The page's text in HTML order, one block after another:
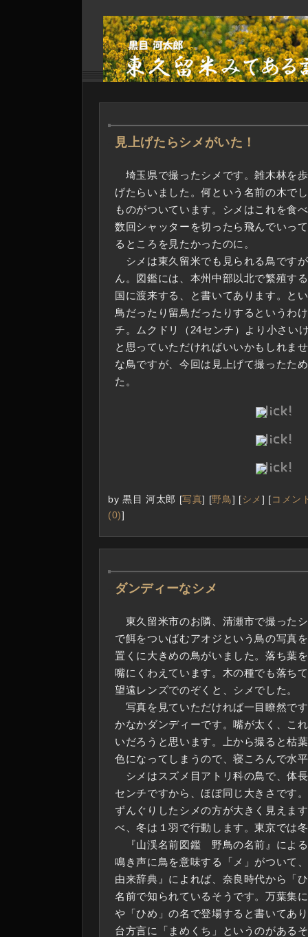
見上げたらシメがいた！
―
埼玉県で撮ったシメです。雑木林を
げたらいました。何という名前の木で
ものがついています。シメはこれを食
数回シャッターを切ったら飛んでいっ
るところを見たかったのに。
シメは東久留米でも見られる鳥です
ん。図鑑には、本州中部以北で繁殖す
国に渡来する、と書いてあります。と
鳥だったり留鳥だったりするというわ
チ。ムクドリ（24センチ）より小さい
と思っていただければいいかもしれま
な鳥ですが、今回は見上げて撮ったた
た。
by 黒目 河太郎 [写真] [野鳥] [ シメ] [ コメン
(0)]
ダンディーなシメ
―
東久留米市のお隣、清瀬市で撮った
で餌をついばむアオジという鳥の写真
置くに大きめの鳥がいました。落ち葉
嘴にくわえています。木の種でも落ち
望遠レンズでのぞくと、シメでした。
写真を見ていただければ一目瞭然で
かなかダンディーです。嘴が太く、こ
いだろうと思います。上から撮ると枯
色になってしまうので、寝ころんで水
シメはスズメ目アトリ科の鳥で、体
センチですから、ほぼ同じ大きさです
ずんぐりしたシメの方が大きく見えま
べ、冬は１羽で行動します。東京では
『山渓名前図鑑 野鳥の名前』によ
鳴き声に鳥を意味する「メ」がついて
由来辞典』によれば、奈良時代から「
名前で知られているそうです。万葉集
や「ひめ」の名で登場すると書いてあ
台方言に「まめくち」というのがある